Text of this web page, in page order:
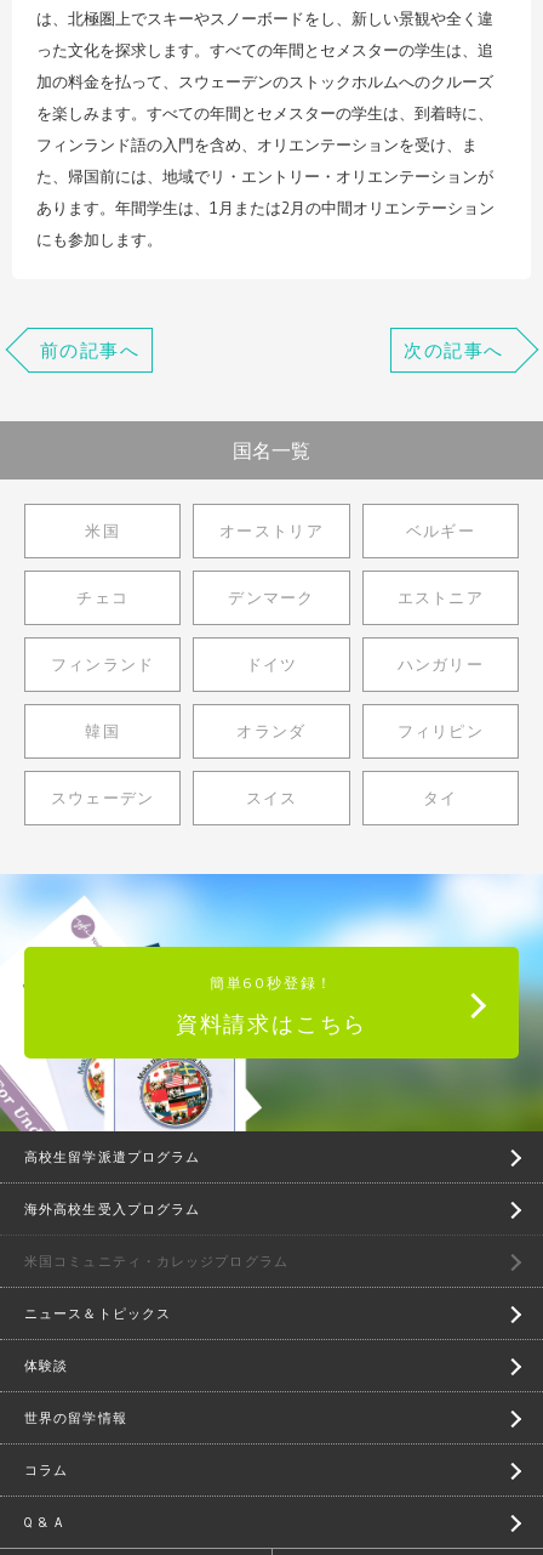
は、北極圏上でスキーやスノーボードをし、新しい景観や全く違
った文化を探求します。すべての年間とセメスターの学生は、追
加の料金を払って、スウェーデンのストックホルムへのクルーズ
を楽しみます。すべての年間とセメスターの学生は、到着時に、
フィンランド語の入門を含め、オリエンテーションを受け、ま
た、帰国前には、地域でリ・エントリー・オリエンテーションが
あります。年間学生は、1月または2月の中間オリエンテーション
にも参加します。
前の記事へ 次の記事へ
国名一覧
米国 オーストリア ベルギー
チェコ デンマーク エストニア
フィンランド ドイツ ハンガリー
韓国 オランダ フィリピン
スウェーデン スイス タイ
簡単60秒登録！
資料請求はこちら
高校生留学派遣プログラム
海外高校生受入プログラム
米国コミュニティ・カレッジプログラム
ニュース＆トピックス
体験談
世界の留学情報
コラム
Q & A